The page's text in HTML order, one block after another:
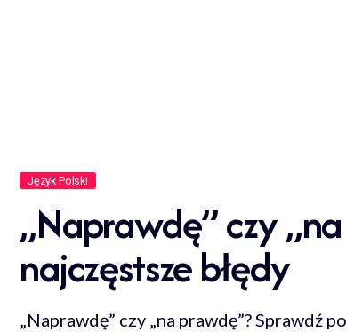
Język Polski
„Naprawdę” czy
najczęstsze błędy
„Naprawdę” czy „na prawdę”? Sprawdź